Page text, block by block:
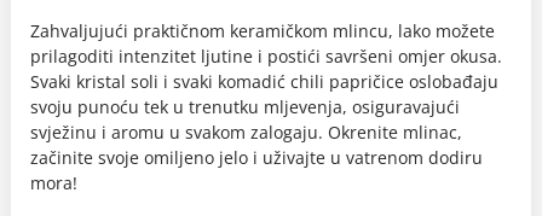
Zahvaljujući praktičnom keramičkom mlincu, lako možete
prilagoditi intenzitet ljutine i postići savršeni omjer okusa.
Svaki kristal soli i svaki komadić chili papričice oslobađaju
svoju punoću tek u trenutku mljevenja, osiguravajući
svježinu i aromu u svakom zalogaju. Okrenite mlinac,
začinite svoje omiljeno jelo i uživajte u vatrenom dodiru
mora!